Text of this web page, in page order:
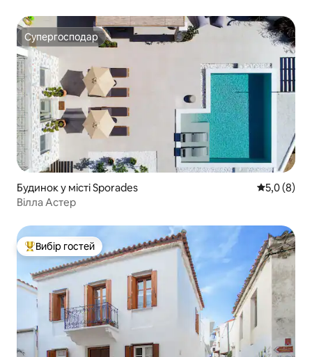
Супергосподар
Супергосподар
Будинок у місті Sporades Середня
5,0 (8)
Вілла Астер
Топ вибір гостей
Вибір гостей